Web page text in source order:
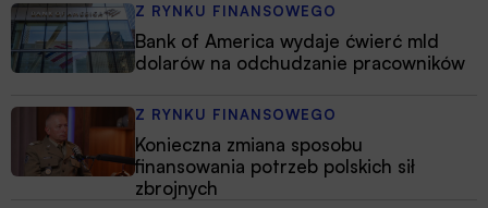
Z RYNKU FINANSOWEGO
Bank of America wydaje ćwierć mld
dolarów na odchudzanie pracowników
Z RYNKU FINANSOWEGO
Konieczna zmiana sposobu
finansowania potrzeb polskich sił
zbrojnych